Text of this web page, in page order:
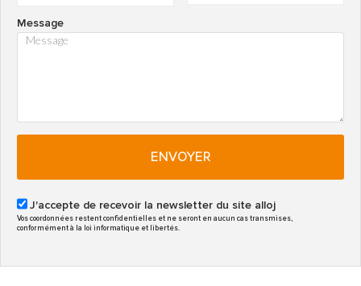
Message
ENVOYER
J'accepte de recevoir la newsletter du site alloj
Vos coordonnées restent confidentielles et ne seront en aucun cas transmises,
conformément à la loi informatique et libertés.